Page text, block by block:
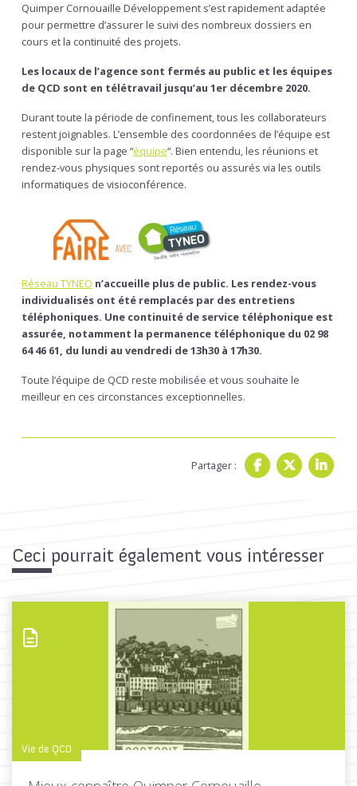
Quimper Cornouaille Développement s’est rapidement adaptée
pour permettre d’assurer le suivi des nombreux dossiers en
cours et la continuité des projets.
Les locaux de l’agence sont fermés au public et les équipes
de QCD sont en télétravail jusqu’au 1er décembre 2020.
Durant toute la période de confinement, tous les collaborateurs
restent joignables. L’ensemble des coordonnées de l’équipe est
disponible sur la page “équipe“. Bien entendu, les réunions et
rendez-vous physiques sont reportés ou assurés via les outils
informatiques de visioconférence.
Réseau TYNEO n’accueille plus de public. Les rendez-vous
individualisés ont été remplacés par des entretiens
téléphoniques. Une continuité de service téléphonique est
assurée, notamment la permanence téléphonique du 02 98
64 46 61, du lundi au vendredi de 13h30 à 17h30.
Toute l’équipe de QCD reste mobilisée et vous souhaite le
meilleur en ces circonstances exceptionnelles.
Partager :
Ceci pourrait également vous intéresser
Vie de QCD